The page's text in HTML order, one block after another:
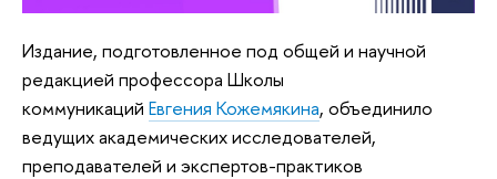
Издание, подготовленное под общей и научной
редакцией профессора Школы
коммуникаций Евгения Кожемякина, объединило
ведущих академических исследователей,
преподавателей и экспертов-практиков